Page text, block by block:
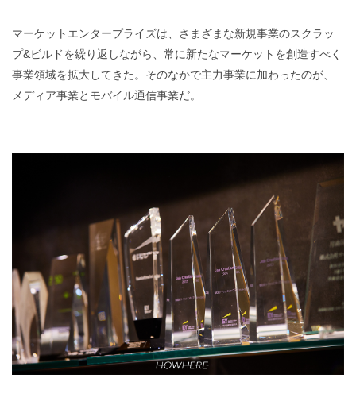
マーケットエンタープライズは、さまざまな新規事業のスクラッ
プ&ビルドを繰り返しながら、常に新たなマーケットを創造すべく
事業領域を拡大してきた。そのなかで主力事業に加わったのが、
メディア事業とモバイル通信事業だ。